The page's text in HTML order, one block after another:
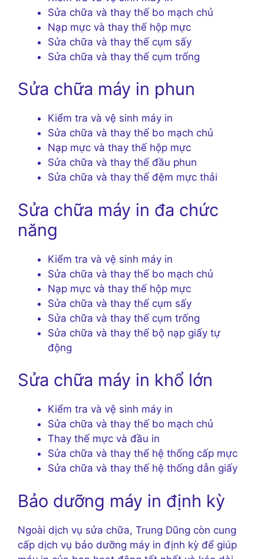
Sửa chữa và thay thế bo mạch chủ
Nạp mực và thay thế hộp mực
Sửa chữa và thay thế cụm sấy
Sửa chữa và thay thế cụm trống
Sửa chữa máy in phun
Kiểm tra và vệ sinh máy in
Sửa chữa và thay thế bo mạch chủ
Nạp mực và thay thế hộp mực
Sửa chữa và thay thế đầu phun
Sửa chữa và thay thế đệm mực thải
Sửa chữa máy in đa chức
năng
Kiểm tra và vệ sinh máy in
Sửa chữa và thay thế bo mạch chủ
Nạp mực và thay thế hộp mực
Sửa chữa và thay thế cụm sấy
Sửa chữa và thay thế cụm trống
Sửa chữa và thay thế bộ nạp giấy tự
động
Sửa chữa máy in khổ lớn
Kiểm tra và vệ sinh máy in
Sửa chữa và thay thế bo mạch chủ
Thay thế mực và đầu in
Sửa chữa và thay thế hệ thống cấp mực
Sửa chữa và thay thế hệ thống dẫn giấy
Bảo dưỡng máy in định kỳ
Ngoài dịch vụ sửa chữa, Trung Dũng còn cung
cấp dịch vụ bảo dưỡng máy in định kỳ để giúp